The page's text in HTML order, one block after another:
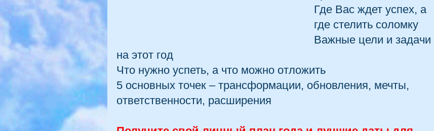
Где Вас ждет успех, а
где стелить соломку
Важные цели и задачи
на этот год
Что нужно успеть, а что можно отложить
5 основных точек – трансформации, обновления, мечты,
ответственности, расширения